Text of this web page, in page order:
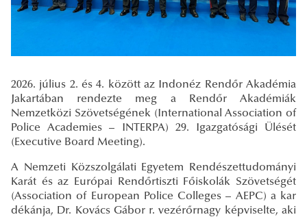
2026. július 2. és 4. között az Indonéz Rendőr Akadémia
Jakartában rendezte meg a Rendőr Akadémiák
Nemzetközi Szövetségének (International Association of
Police Academies – INTERPA) 29. Igazgatósági Ülését
(Executive Board Meeting).
A Nemzeti Közszolgálati Egyetem Rendészettudományi
Karát és az Európai Rendőrtiszti Főiskolák Szövetségét
(Association of European Police Colleges – AEPC) a kar
dékánja, Dr. Kovács Gábor r. vezérőrnagy képviselte, aki